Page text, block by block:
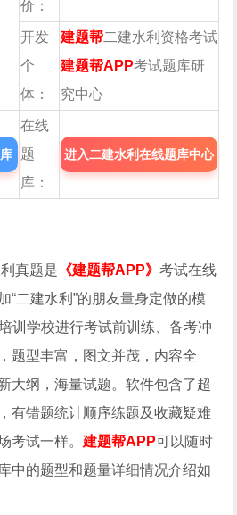
价：
开发
个
体：
建题帮二建水利资格考试
建题帮APP考试题库研
究中心
在线
题
库：
进入二建水利在线题库中心
真题是 《建题帮APP》考试在线
“二建水利”的朋友量身定做的模
训学校进行考试前训练、备考冲
题型丰富，图文并茂，内容全
大纲，海量试题。软件包含了超
有错题统计顺序练题及收藏疑难
考试一样。建题帮APP可以随时
中的题型和题量详细情况介绍如